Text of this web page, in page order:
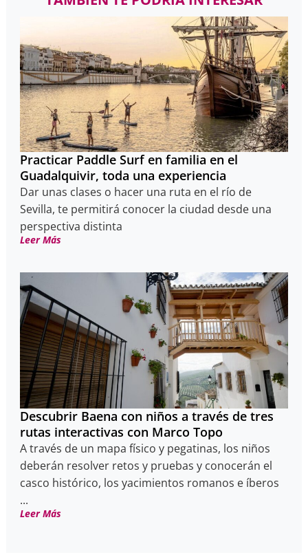
Practicar Paddle Surf en familia en el
Guadalquivir, toda una experiencia
Dar unas clases o hacer una ruta en el río de
Sevilla, te permitirá conocer la ciudad desde una
perspectiva distinta
Leer Más
Descubrir Baena con niños a través de tres
rutas interactivas con Marco Topo
A través de un mapa físico y pegatinas, los niños
deberán resolver retos y pruebas y conocerán el
casco histórico, los yacimientos romanos e íberos
...
Leer Más